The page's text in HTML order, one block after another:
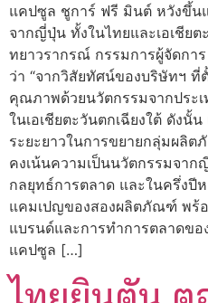
แคปซูล ชูการ์ ฟรี มินต์ หวังขึ้
จากญี่ปุ่น ทั้งในไทยและเอเชียต
ทยาวรากรณ์ กรรมการผู้จัดกา
ว่า “จากวิสัยทัศน์ของบริษัทฯ
คุณภาพด้วยนวัตกรรมจากประ
ในเอเชียตะวันตกเฉียงใต้ ดังนั้
ระยะยาวในการขยายกลุ่มผลิต
คงเน้นความเป็นนวัตกรรมจา
กลยุทธ์การตลาด และในครึ่งปี
แคมเปญของสองผลิตภัณฑ์ พร้อ
แบรนด์และการทำการตลาดข
แคปซูล […]